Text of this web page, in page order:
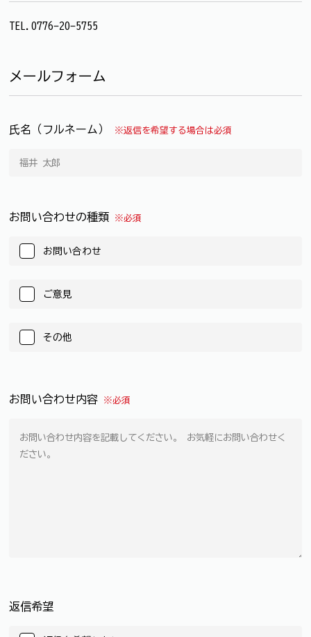
TEL.0776-20-5755
メールフォーム
氏名（フルネーム） ※返信を希望する場合は必須
お問い合わせの種類 ※必須
お問い合わせ
ご意見
その他
お問い合わせ内容 ※必須
返信希望